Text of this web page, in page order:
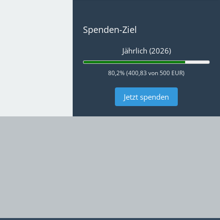
Spenden-Ziel
Jährlich (2026)
80,2% (400,83 von 500 EUR)
Jetzt spenden